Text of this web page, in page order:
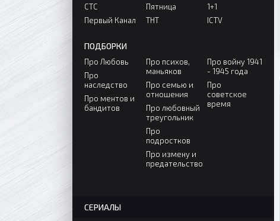
СТС
Первый Канал
Пятница
ТНТ
1+1
ICTV
ПОДБОРКИ
Про Любовь
Про
наследство
Про ментов и
бандитов
Про психов,
маньяков
Про семью и
отношения
Про любовный
треугольник
Про
подростков
Про измену и
предательство
Про войну 1941
- 1945 года
Про
советское
время
СЕРИАЛЫ